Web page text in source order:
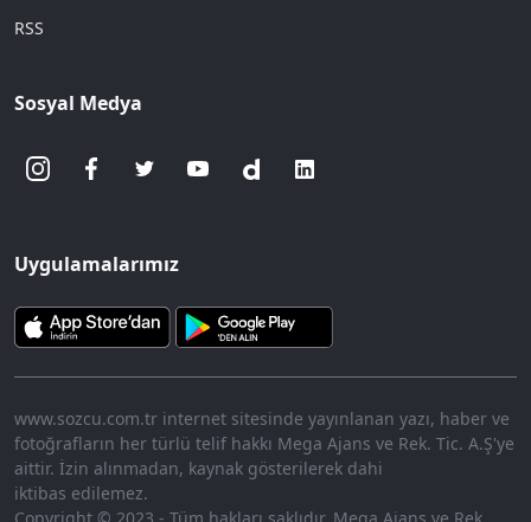
RSS
Sosyal Medya
Uygulamalarımız
www.sozcu.com.tr internet sitesinde yayınlanan yazı, haber ve
fotoğrafların her türlü telif hakkı Mega Ajans ve Rek. Tic. A.Ş'ye
aittir. İzin alınmadan, kaynak gösterilerek dahi
iktibas edilemez.
Copyright © 2023 - Tüm hakları saklıdır. Mega Ajans ve Rek.